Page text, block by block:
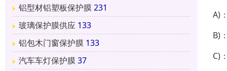
铝型材铝塑板保护膜231
玻璃保护膜供应 133
铝包木门窗保护膜 133
汽车车灯保护膜37
A)
B)
C)